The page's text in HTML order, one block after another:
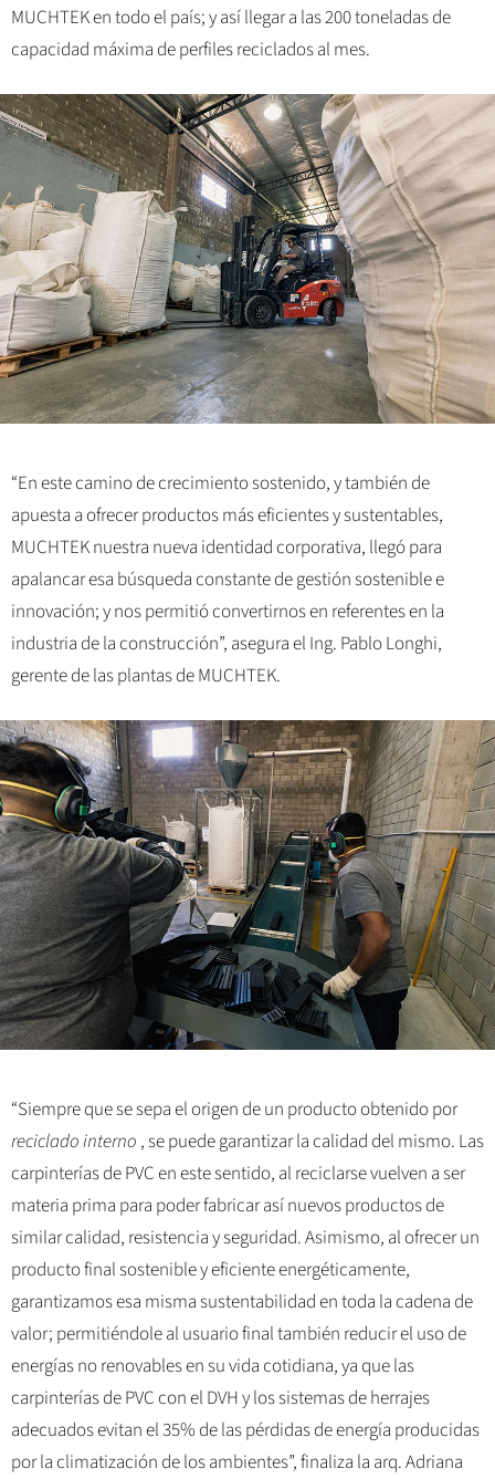
MUCHTEK en todo el país; y así llegar a las 200 toneladas de
capacidad máxima de perfiles reciclados al mes.
“En este camino de crecimiento sostenido, y también de
apuesta a ofrecer productos más eficientes y sustentables,
MUCHTEK nuestra nueva identidad corporativa, llegó para
apalancar esa búsqueda constante de gestión sostenible e
innovación; y nos permitió convertirnos en referentes en la
industria de la construcción”, asegura el Ing. Pablo Longhi,
gerente de las plantas de MUCHTEK.
“Siempre que se sepa el origen de un producto obtenido por
reciclado interno , se puede garantizar la calidad del mismo. Las
carpinterías de PVC en este sentido, al reciclarse vuelven a ser
materia prima para poder fabricar así nuevos productos de
similar calidad, resistencia y seguridad. Asimismo, al ofrecer un
producto final sostenible y eficiente energéticamente,
garantizamos esa misma sustentabilidad en toda la cadena de
valor; permitiéndole al usuario final también reducir el uso de
energías no renovables en su vida cotidiana, ya que las
carpinterías de PVC con el DVH y los sistemas de herrajes
adecuados evitan el 35% de las pérdidas de energía producidas
por la climatización de los ambientes”, finaliza la arq. Adriana